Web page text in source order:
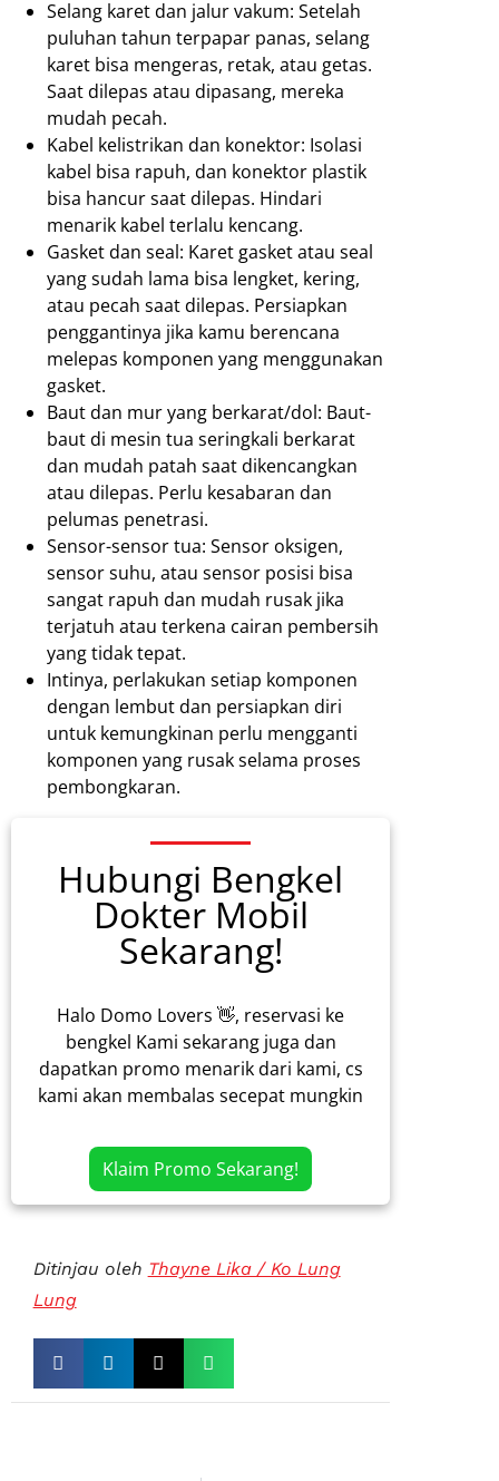
Selang karet dan jalur vakum: Setelah
puluhan tahun terpapar panas, selang
karet bisa mengeras, retak, atau getas.
Saat dilepas atau dipasang, mereka
mudah pecah.
Kabel kelistrikan dan konektor: Isolasi
kabel bisa rapuh, dan konektor plastik
bisa hancur saat dilepas. Hindari
menarik kabel terlalu kencang.
Gasket dan seal: Karet gasket atau seal
yang sudah lama bisa lengket, kering,
atau pecah saat dilepas. Persiapkan
penggantinya jika kamu berencana
melepas komponen yang menggunakan
gasket.
Baut dan mur yang berkarat/dol: Baut-
baut di mesin tua seringkali berkarat
dan mudah patah saat dikencangkan
atau dilepas. Perlu kesabaran dan
pelumas penetrasi.
Sensor-sensor tua: Sensor oksigen,
sensor suhu, atau sensor posisi bisa
sangat rapuh dan mudah rusak jika
terjatuh atau terkena cairan pembersih
yang tidak tepat.
Intinya, perlakukan setiap komponen
dengan lembut dan persiapkan diri
untuk kemungkinan perlu mengganti
komponen yang rusak selama proses
pembongkaran.
Hubungi Bengkel
Dokter Mobil
Sekarang!
Halo Domo Lovers 👋, reservasi ke
bengkel Kami sekarang juga dan
dapatkan promo menarik dari kami, cs
kami akan membalas secepat mungkin
Klaim Promo Sekarang!
Ditinjau oleh Thayne Lika / Ko Lung
Lung